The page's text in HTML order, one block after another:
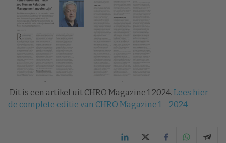
Dit is een artikel uit CHRO Magazine 1 2024. Lees hier
de complete editie van CHRO Magazine 1 – 2024